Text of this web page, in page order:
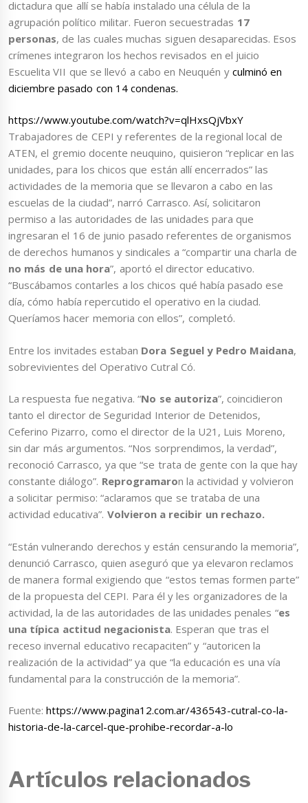
dictadura que allí se había instalado una célula de la
agrupación político militar. Fueron secuestradas 17
personas, de las cuales muchas siguen desaparecidas. Esos
crímenes integraron los hechos revisados en el juicio
Escuelita VII que se llevó a cabo en Neuquén y culminó en
diciembre pasado con 14 condenas.
https://www.youtube.com/watch?v=qlHxsQjVbxY
Trabajadores de CEPI y referentes de la regional local de
ATEN, el gremio docente neuquino, quisieron “replicar en las
unidades, para los chicos que están allí encerrados” las
actividades de la memoria que se llevaron a cabo en las
escuelas de la ciudad”, narró Carrasco. Así, solicitaron
permiso a las autoridades de las unidades para que
ingresaran el 16 de junio pasado referentes de organismos
de derechos humanos y sindicales a “compartir una charla de
no más de una hora”, aportó el director educativo.
“Buscábamos contarles a los chicos qué había pasado ese
día, cómo había repercutido el operativo en la ciudad.
Queríamos hacer memoria con ellos”, completó.
Entre los invitades estaban Dora Seguel y Pedro Maidana,
sobrevivientes del Operativo Cutral Có.
La respuesta fue negativa. “No se autoriza”, coincidieron
tanto el director de Seguridad Interior de Detenidos,
Ceferino Pizarro, como el director de la U21, Luis Moreno,
sin dar más argumentos. “Nos sorprendimos, la verdad”,
reconoció Carrasco, ya que “se trata de gente con la que hay
constante diálogo”. Reprogramaron la actividad y volvieron
a solicitar permiso: “aclaramos que se trataba de una
actividad educativa”. Volvieron a recibir un rechazo.
“Están vulnerando derechos y están censurando la memoria”,
denunció Carrasco, quien aseguró que ya elevaron reclamos
de manera formal exigiendo que “estos temas formen parte”
de la propuesta del CEPI. Para él y les organizadores de la
actividad, la de las autoridades de las unidades penales “es
una típica actitud negacionista. Esperan que tras el
receso invernal educativo recapaciten” y “autoricen la
realización de la actividad” ya que “la educación es una vía
fundamental para la construcción de la memoria”.
Fuente:https://www.pagina12.com.ar/436543-cutral-co-la-
historia-de-la-carcel-que-prohibe-recordar-a-lo
Artículos relacionados